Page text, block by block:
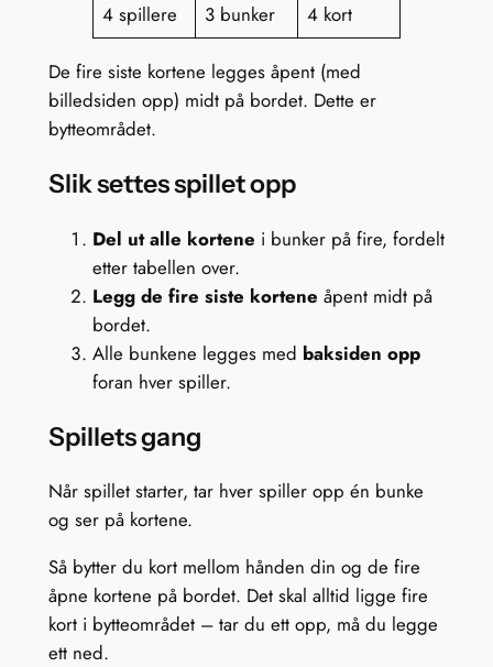
4 spillere
3 bunker 4 kort
De fire siste kortene legges åpent (med
billedsiden opp) midt på bordet. Dette er
bytteområdet.
Slik settes spillet opp
Del ut alle kortene i bunker på fire, fordelt
etter tabellen over.
Legg de fire siste kortene åpent midt på
bordet.
Alle bunkene legges med baksiden opp
foran hver spiller.
Spillets gang
Når spillet starter, tar hver spiller opp én bunke
og ser på kortene.
Så bytter du kort mellom hånden din og de fire
åpne kortene på bordet. Det skal alltid ligge fire
kort i bytteområdet – tar du ett opp, må du legge
ett ned.